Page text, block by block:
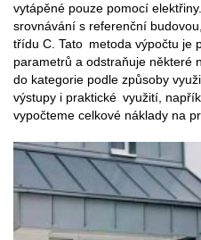
vytápěné pouze pomocí
srovnávání s referenční
třídu C. Tato metoda výpočtu je
parametrů a odstraňuje některé
do kategorie podle způsoby
výstupy i praktické využití,
vypočteme celkové náklady na